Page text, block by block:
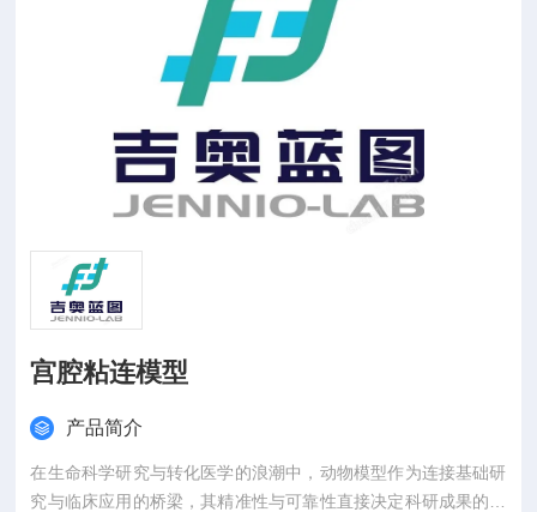
宫腔粘连模型
产品简介
在生命科学研究与转化医学的浪潮中，动物模型作为连接基础研
究与临床应用的桥梁，其精准性与可靠性直接决定科研成果的价